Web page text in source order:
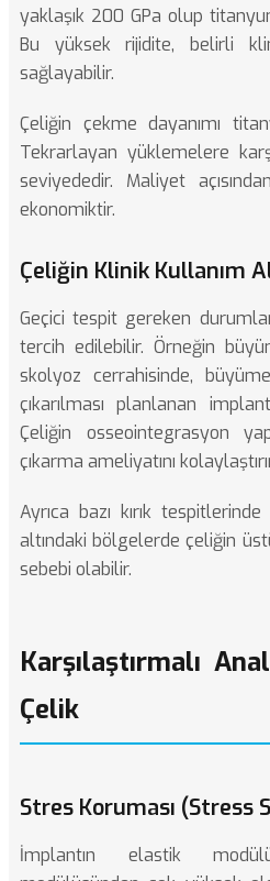
yaklaşık 200 GPa olup
Bu yüksek rijidite, belirli
sağlayabilir.
Çeliğin çekme dayanımı
Tekrarlayan yüklemelere
seviyededir. Maliyet
ekonomiktir.
Çeliğin Klinik Kullanım
Geçici tespit gereken
tercih edilebilir. Örneğin
skolyoz cerrahisinde,
çıkarılması planlanan
Çeliğin osseointegrasyon
çıkarma ameliyatını
Ayrıca bazı kırık
altındaki bölgelerde çeliğin
sebebi olabilir.
Karşılaştırmalı
Çelik
Stres Koruması (Stress
İmplantın elastik